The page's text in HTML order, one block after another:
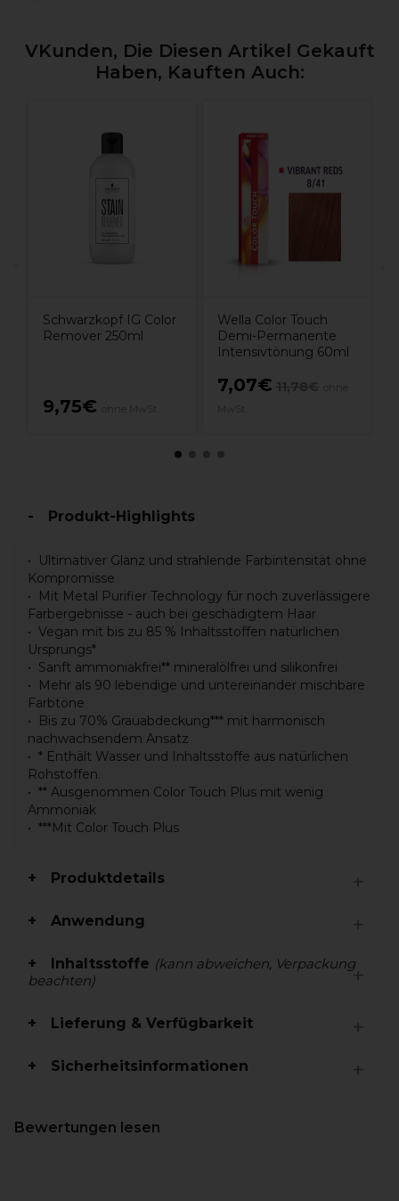
VKunden, Die Diesen Artikel Gekauft
Haben, Kauften Auch:
Schwarzkopf IG Color
Remover 250ml
9,75€
Wella Color Touch
Demi-Permanente
Intensivtönung 60ml
7,07€
Produkt-Highlights
Ultimativer Glanz und strahlende Farbintensität ohne
Kompromisse
Mit Metal Purifier Technology für noch zuverlässigere
Farbergebnisse - auch bei geschädigtem Haar
Vegan mit bis zu 85 % Inhaltsstoffen natürlichen
Ursprungs*
Sanft ammoniakfrei** mineralölfrei und silikonfrei
Mehr als 90 lebendige und untereinander mischbare
Farbtöne
Bis zu 70% Grauabdeckung*** mit harmonisch
nachwachsendem Ansatz
* Enthält Wasser und Inhaltsstoffe aus natürlichen
Rohstoffen.
** Ausgenommen Color Touch Plus mit wenig
Ammoniak
***Mit Color Touch Plus
Produktdetails
Anwendung
Inhaltsstoffe (kann abweichen, Verpackung
beachten)
Lieferung & Verfügbarkeit
Sicherheitsinformationen
Bewertungen lesen